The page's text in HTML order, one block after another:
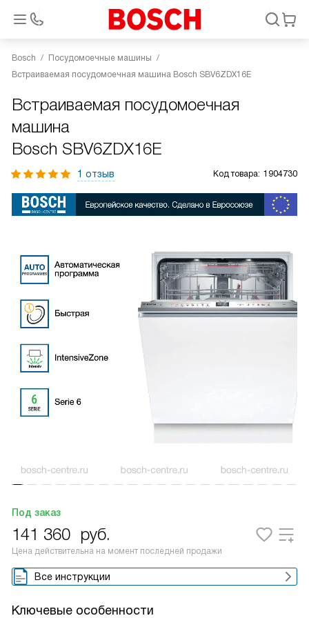
Bosch
Посудомоечные машины
Встраиваемая посудомоечная машина Bosch SBV6ZDX16E
Встраиваемая посудомоечная
машина
Bosch SBV6ZDX16E
1 отзыв Код товара: 1904730
Под заказ
141 360 руб.
Цена действительна на момент последней продажи
Все инструкции
Ключевые особенности